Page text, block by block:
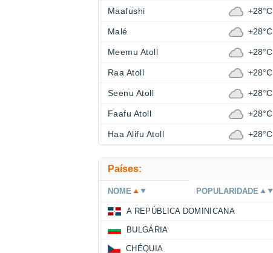
Maafushi +28°C
Malé +28°C
Meemu Atoll +28°C
Raa Atoll +28°C
Seenu Atoll +28°C
Faafu Atoll +28°C
Haa Alifu Atoll +28°C
Países:
NOME POPULARIDADE
A REPÚBLICA DOMINICANA
BULGÁRIA
CHÉQUIA